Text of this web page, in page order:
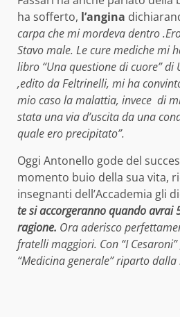
ha sofferto, l’angina
carpa che mi mordeva dentro
Stavo male. Le cure mediche mi
libro “Una questione di cuore”
,edito da Feltrinelli, mi ha
mio caso la malattia, invece di
stata una via d’uscitada una
quale ero precipitato”.
Oggi Antonello gode del
momento buio della sua vita,
insegnanti dell’Accademia gli
te si accorgeranno quando avrai
ragione. Ora aderisco
fratelli maggiori. Con “I
“Medicina generale” riparto